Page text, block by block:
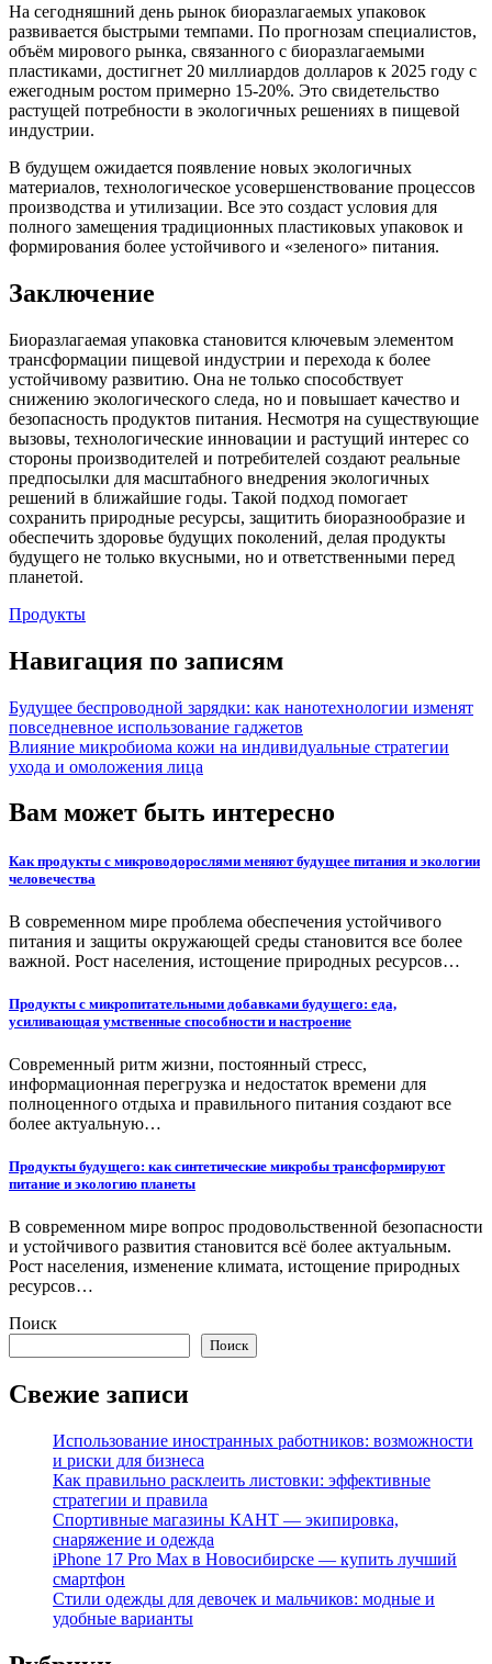
На сегодняшний день рынок биоразлагаемых упаковок
развивается быстрыми темпами. По прогнозам специалистов,
объём мирового рынка, связанного с биоразлагаемыми
пластиками, достигнет 20 миллиардов долларов к 2025 году с
ежегодным ростом примерно 15-20%. Это свидетельство
растущей потребности в экологичных решениях в пищевой
индустрии.
В будущем ожидается появление новых экологичных
материалов, технологическое усовершенствование процессов
производства и утилизации. Все это создаст условия для
полного замещения традиционных пластиковых упаковок и
формирования более устойчивого и «зеленого» питания.
Заключение
Биоразлагаемая упаковка становится ключевым элементом
трансформации пищевой индустрии и перехода к более
устойчивому развитию. Она не только способствует
снижению экологического следа, но и повышает качество и
безопасность продуктов питания. Несмотря на существующие
вызовы, технологические инновации и растущий интерес со
стороны производителей и потребителей создают реальные
предпосылки для масштабного внедрения экологичных
решений в ближайшие годы. Такой подход помогает
сохранить природные ресурсы, защитить биоразнообразие и
обеспечить здоровье будущих поколений, делая продукты
будущего не только вкусными, но и ответственными перед
планетой.
Продукты
Навигация по записям
Будущее беспроводной зарядки: как нанотехнологии изменят
повседневное использование гаджетов
Влияние микробиома кожи на индивидуальные стратегии
ухода и омоложения лица
Вам может быть интересно
Как продукты с микроводорослями меняют будущее питания и экологии
человечества
В современном мире проблема обеспечения устойчивого
питания и защиты окружающей среды становится все более
важной. Рост населения, истощение природных ресурсов…
Продукты с микропитательными добавками будущего: еда,
усиливающая умственные способности и настроение
Современный ритм жизни, постоянный стресс,
информационная перегрузка и недостаток времени для
полноценного отдыха и правильного питания создают все
более актуальную…
Продукты будущего: как синтетические микробы трансформируют
питание и экологию планеты
В современном мире вопрос продовольственной безопасности
и устойчивого развития становится всё более актуальным.
Рост населения, изменение климата, истощение природных
ресурсов…
Поиск
Поиск
Свежие записи
Использование иностранных работников: возможности
и риски для бизнеса
Как правильно расклеить листовки: эффективные
стратегии и правила
Спортивные магазины КАНТ — экипировка,
снаряжение и одежда
iPhone 17 Pro Max в Новосибирске — купить лучший
смартфон
Стили одежды для девочек и мальчиков: модные и
удобные варианты